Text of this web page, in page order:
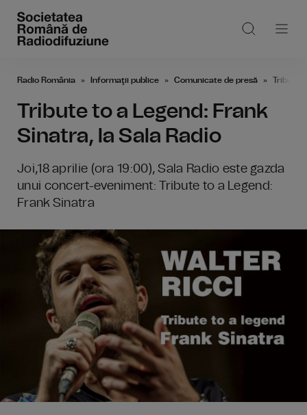
Radio România Informaţii publice Comunicate de presă Tribute
Tribute to a Legend: Frank
Sinatra, la Sala Radio
Joi,18 aprilie (ora 19:00), Sala Radio este gazda
unui concert-eveniment: Tribute to a Legend:
Frank Sinatra